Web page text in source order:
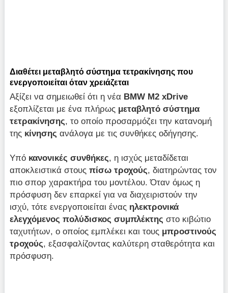
Διαθέτει μεταβλητό σύστημα τετρακίνησης που
ενεργοποιείται όταν χρειάζεται
Αξίζει να σημειωθεί ότι η νέα BMW M2 xDrive
εξοπλίζεται με ένα πλήρως μεταβλητό σύστημα
τετρακίνησης, το οποίο προσαρμόζει την κατανομή
της κίνησης ανάλογα με τις συνθήκες οδήγησης.
Υπό κανονικές συνθήκες, η ισχύς μεταδίδεται
αποκλειστικά στουςπίσω τροχούς, διατηρώντας τον
πιο σπορ χαρακτήρα του μοντέλου. Όταν όμως η
πρόσφυση δεν επαρκεί για να διαχειριστούν την
ισχύ, τότε ενεργοποιείται ένας ηλεκτρονικά
ελεγχόμενος πολύδισκος συμπλέκτης στο κιβώτιο
ταχυτήτων, ο οποίος εμπλέκει και τους μπροστινούς
τροχούς, εξασφαλίζοντας καλύτερη σταθερότητα και
πρόσφυση.